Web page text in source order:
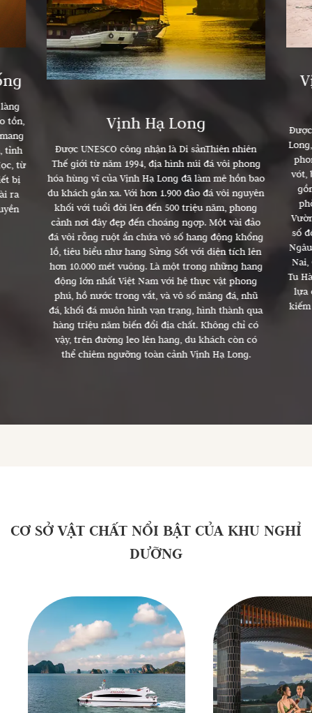
tồn,
tỉnh
từ
bị
ra
Vịnh Hạ Long
Được UNESCO công nhận là Di sảnThiên nhiên
Thế giới từ năm 1994, địa hình núi đá vôi phong
hóa hùng vĩ của Vịnh Hạ Long đã làm mê hồn bao
du khách gần xa. Với hơn 1.900 đảo đá vôi nguyên
khối với tuổi đời lên đến 500 triệu năm, phong
cảnh nơi đây đẹp đến choáng ngợp. Một vài đảo
đá vôi rỗng ruột ẩn chứa vô số hang động khổng
lồ, tiêu biểu như hang Sửng Sốt với diện tích lên
hơn 10.000 mét vuông. Là một trong những hang
động lớn nhất Việt Nam với hệ thực vật phong
phú, hồ nước trong vắt, và vô số măng đá, nhũ
đá, khối đá muôn hình vạn trạng, hình thành qua
hàng triệu năm biến đổi địa chất. Không chỉ có
vậy, trên đường leo lên hang, du khách còn có
thể chiêm ngưỡng toàn cảnh Vịnh Hạ Long.
vót,
số
Nai,
Tu
lựa
CƠ SỞ VẬT CHẤT NỔI BẬT CỦA KHU NGHỈ
DƯỠNG